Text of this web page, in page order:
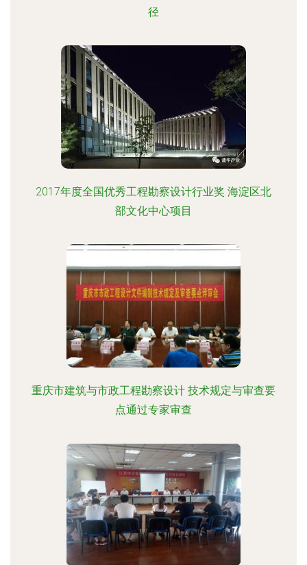
径
2017年度全国优秀工程勘察设计行业奖 海淀区北
部文化中心项目
重庆市建筑与市政工程勘察设计 技术规定与审查要
点通过专家审查